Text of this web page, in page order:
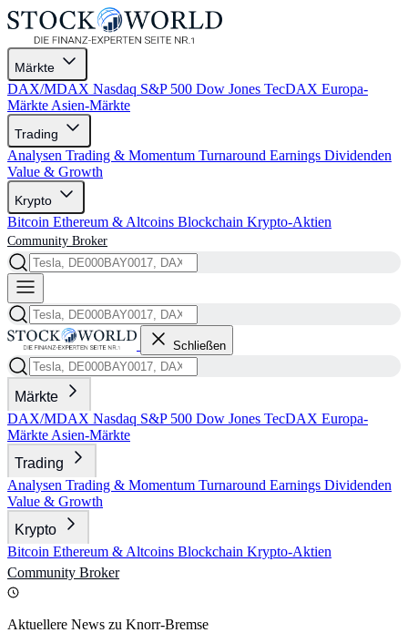
Märkte
DAX/MDAX Nasdaq S&P 500 Dow Jones TecDAX Europa-
Märkte Asien-Märkte
Trading
Analysen Trading & Momentum Turnaround Earnings Dividenden
Value & Growth
Krypto
Bitcoin Ethereum & Altcoins Blockchain Krypto-Aktien
Community Broker
Schließen
Märkte
DAX/MDAX Nasdaq S&P 500 Dow Jones TecDAX Europa-
Märkte Asien-Märkte
Trading
Analysen Trading & Momentum Turnaround Earnings Dividenden
Value & Growth
Krypto
Bitcoin Ethereum & Altcoins Blockchain Krypto-Aktien
Community Broker
Aktuellere News zu Knorr-Bremse